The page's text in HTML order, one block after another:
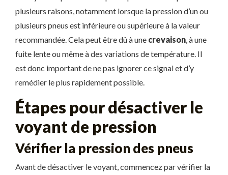
plusieurs raisons, notamment lorsque la pression d’un ou
plusieurs pneus est inférieure ou supérieure à la valeur
recommandée. Cela peut être dû à une crevaison, à une
fuite lente ou même à des variations de température. Il
est donc important de ne pas ignorer ce signal et d’y
remédier le plus rapidement possible.
Étapes pour désactiver le
voyant de pression
Vérifier la pression des pneus
Avant de désactiver le voyant, commencez par vérifier la